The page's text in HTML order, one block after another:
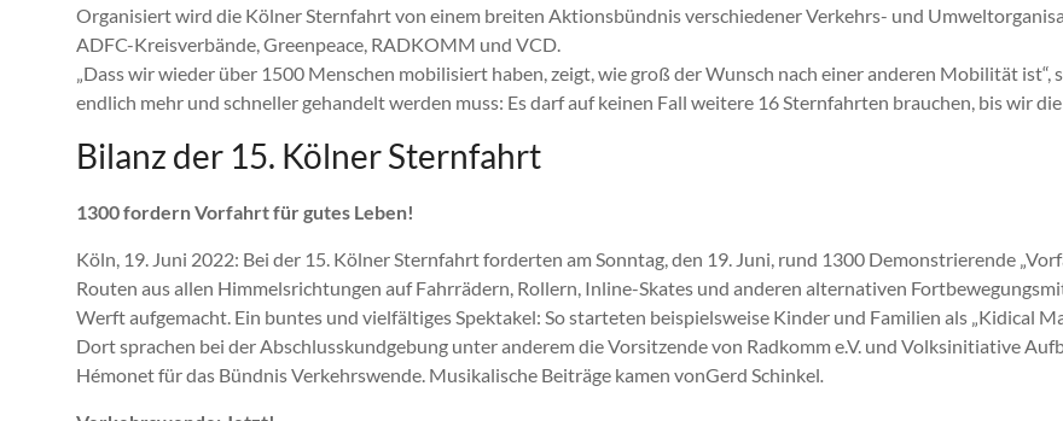
Organisiert wird die Kölner Sternfahrt von einem breiten Aktionsbündnis verschiedener Verkehrs- und
ADFC-Kreisverbände, Greenpeace, RADKOMM und VCD.
„Dass wir wieder über 1500 Menschen mobilisiert haben, zeigt, wie groß der Wunsch nach einer anderen Mobilität ist“,
endlich mehr und schneller gehandelt werden muss: Es darf auf keinen Fall weitere 16 Sternfahrten brauchen, bis wir
Bilanz der 15. Kölner Sternfahrt
1300 fordern Vorfahrt für gutes Leben!
Köln, 19. Juni 2022: Bei der 15. Kölner Sternfahrt forderten am Sonntag, den 19. Juni, rund 1300 Demonstrierende
Routen aus allen Himmelsrichtungen auf Fahrrädern, Rollern, Inline-Skates und anderen alternativen
Werft aufgemacht. Ein buntes und vielfältiges Spektakel: So starteten beispielsweise Kinder und Familien als „Kidical
Dort sprachen bei der Abschlusskundgebung unter anderem die Vorsitzende von Radkomm e.V. und Volksinitiative
Hémonet für das Bündnis Verkehrswende. Musikalische Beiträge kamen vonGerd Schinkel.